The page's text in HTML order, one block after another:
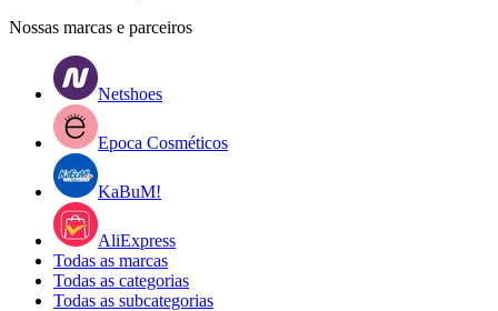
Nossas marcas e parceiros
Netshoes
Epoca Cosméticos
KaBuM!
AliExpress
Todas as marcas
Todas as categorias
Todas as subcategorias